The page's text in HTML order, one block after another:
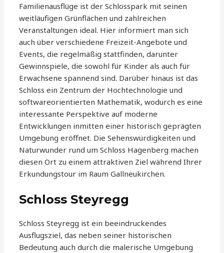
Familienausflüge ist der Schlosspark mit seinen
weitläufigen Grünflächen und zahlreichen
Veranstaltungen ideal. Hier informiert man sich
auch über verschiedene Freizeit-Angebote und
Events, die regelmäßig stattfinden, darunter
Gewinnspiele, die sowohl für Kinder als auch für
Erwachsene spannend sind. Darüber hinaus ist das
Schloss ein Zentrum der Hochtechnologie und
softwareorientierten Mathematik, wodurch es eine
interessante Perspektive auf moderne
Entwicklungen inmitten einer historisch geprägten
Umgebung eröffnet. Die Sehenswürdigkeiten und
Naturwunder rund um Schloss Hagenberg machen
diesen Ort zu einem attraktiven Ziel während Ihrer
Erkundungstour im Raum Gallneukirchen.
Schloss Steyregg
Schloss Steyregg ist ein beeindruckendes
Ausflugsziel, das neben seiner historischen
Bedeutung auch durch die malerische Umgebung